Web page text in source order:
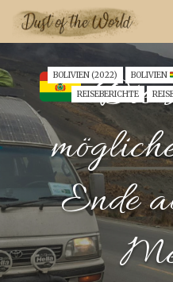
BOLIVIEN (2022) BOLIVIEN
REISEBERICHTE
Die
Ende